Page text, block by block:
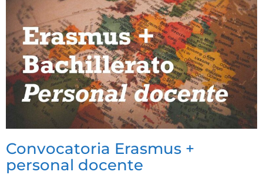
Convocatoria Erasmus +
personal docente